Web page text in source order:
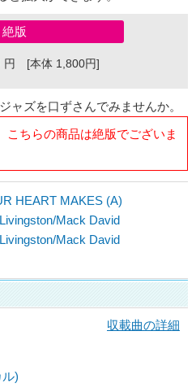
絶版
円 [本体 1,800円]
ャズを口ずさんでみませんか。
ちらの商品は絶版でございま
HEART MAKES (A)
Mack David
Mack David
収載曲の詳細
)